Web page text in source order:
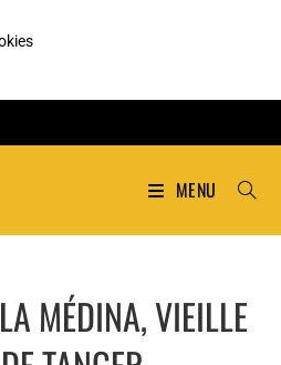
MENU
MÉDINA, VIEILLE